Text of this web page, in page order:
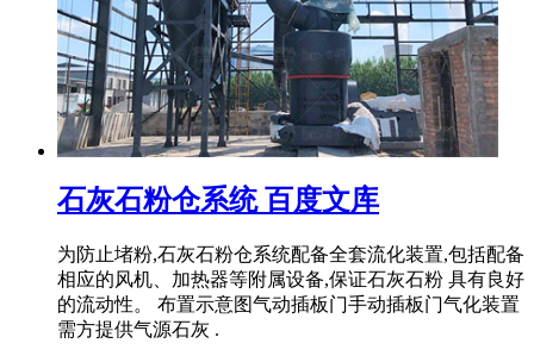
石灰石粉仓系统 百度文库
为防止堵粉,石灰石粉仓系统配备全套流化装置,包括配备
相应的风机、加热器等附属设备,保证石灰石粉 具有良好
的流动性。 布置示意图气动插板门手动插板门气化装置
需方提供气源石灰 .